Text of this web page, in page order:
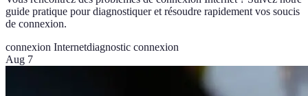
guide pratique pour diagnostiquer et résoudre rapidement vos soucis
de connexion.
connexion Internetdiagnostic connexion
Aug 7